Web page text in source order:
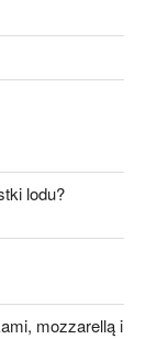
lodu?
mozzarellą i